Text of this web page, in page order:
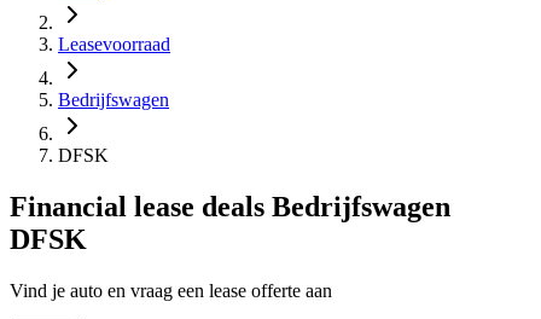
Leasevoorraad
Bedrijfswagen
DFSK
Financial lease deals Bedrijfswagen
DFSK
Vind je auto en vraag een lease offerte aan